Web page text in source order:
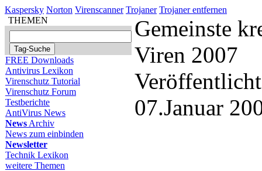
Kaspersky Norton Virenscanner Trojaner Trojaner entfernen
THEMEN
FREE Downloads
Antivirus Lexikon
Virenschutz Tutorial
Virenschutz Forum
Testberichte
AntiVirus News
News Archiv
News zum einbinden
Newsletter
Technik Lexikon
weitere Themen
Gemeinste
Viren 2007
07.Januar